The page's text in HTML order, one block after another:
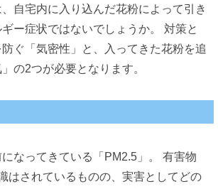
自宅内に入り込んだ花粉によって引き
ー症状ではないでしょうか。 対策と
ぐ「気密性」と、入ってきた花粉を追
の2つが必要となります。
なってきている「PM2.5」。 有害物
はされているものの、実害としてどの